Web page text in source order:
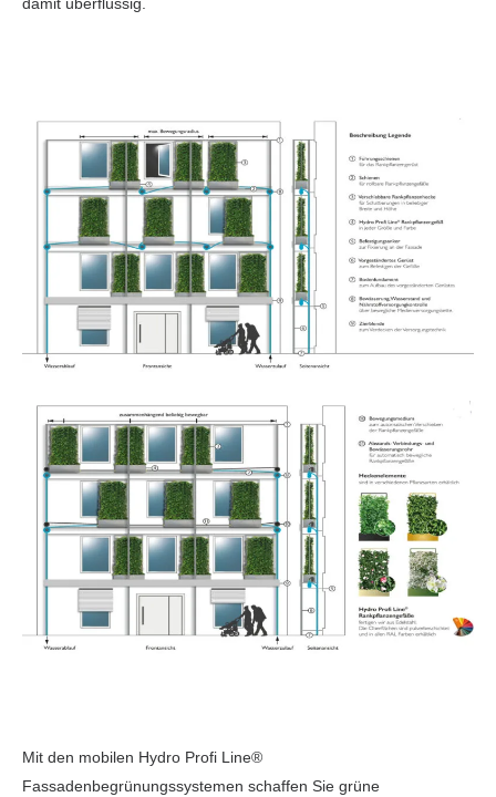
damit überflüssig.
Mit den mobilen Hydro Profi Line®
Fassadenbegrünungssystemen schaffen Sie grüne